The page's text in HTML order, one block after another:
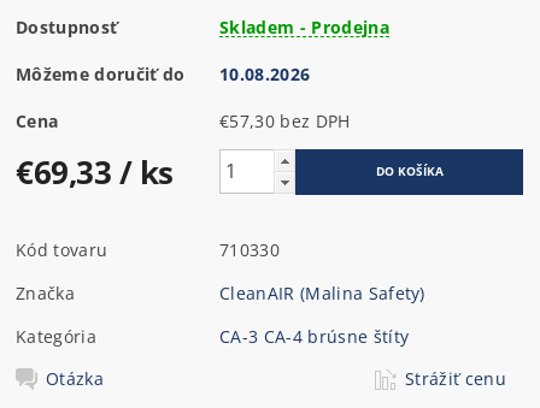
Dostupnosť Skladem - Prodejna
Môžeme doručiť do 10.08.2026
Cena €57,30 bez DPH
€69,33/ ks
Kód tovaru
710330
Značka
CleanAIR (Malina Safety)
Kategória
CA-3 CA-4 brúsne štíty
Otázka
Strážiť cenu